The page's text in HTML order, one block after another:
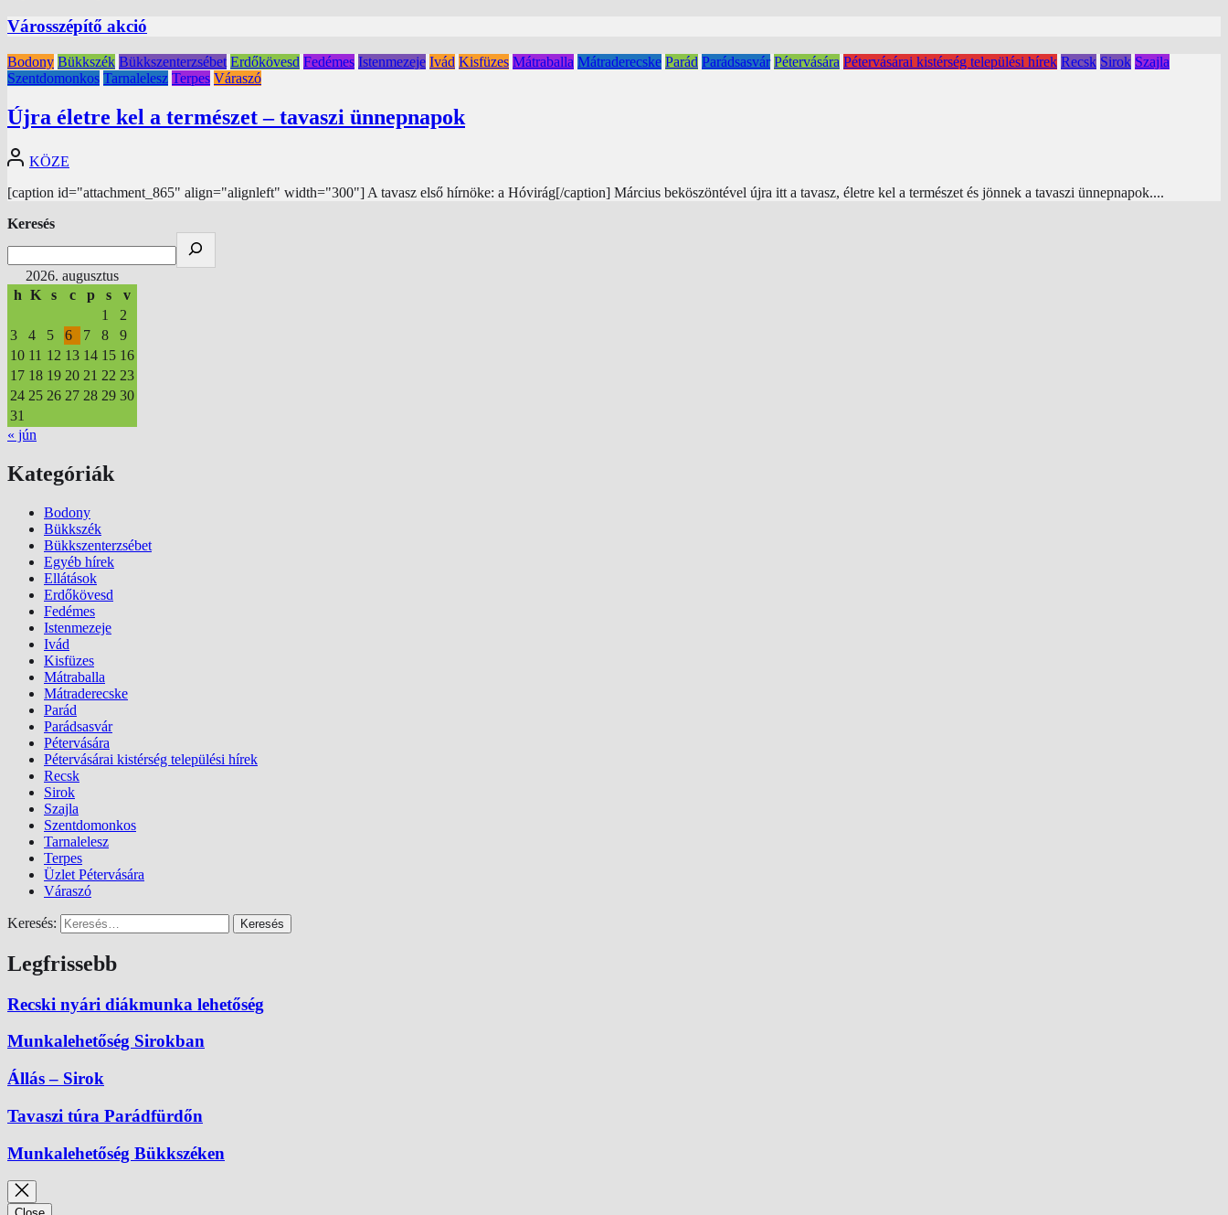
Városszépítő akció
Bodony Bükkszék Bükkszenterzsébet Erdőkövesd Fedémes Istenmezeje Ivád Kisfüzes Mátraballa Mátraderecske Parád Parádsasvár Pétervására Pétervásárai kistérség települési hírek Recsk Sirok Szajla
Szentdomonkos Tarnalelesz Terpes Váraszó
Újra életre kel a természet – tavaszi ünnepnapok
KÖZE
[caption id="attachment_865" align="alignleft" width="300"] A tavasz első hírnöke: a Hóvirág[/caption] Március beköszöntével újra itt a tavasz, életre kel a természet és jönnek a tavaszi ünnepnapok....
Keresés
2026. augusztus
h K s c p s
v
1
2
3
4 5 6 7 8
9
10 11 12 13 14 15 16
17 18 19 20 21 22 23
24 25 26 27 28 29 30
31
« jún
Kategóriák
Bodony
Bükkszék
Bükkszenterzsébet
Egyéb hírek
Ellátások
Erdőkövesd
Fedémes
Istenmezeje
Ivád
Kisfüzes
Mátraballa
Mátraderecske
Parád
Parádsasvár
Pétervására
Pétervásárai kistérség települési hírek
Recsk
Sirok
Szajla
Szentdomonkos
Tarnalelesz
Terpes
Üzlet Pétervására
Váraszó
Keresés:
Legfrissebb
Recski nyári diákmunka lehetőség
Munkalehetőség Sirokban
Állás – Sirok
Tavaszi túra Parádfürdőn
Munkalehetőség Bükkszéken